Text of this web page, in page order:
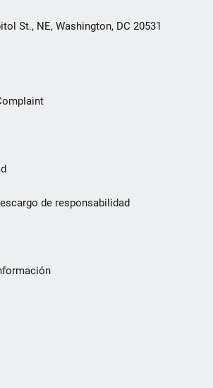
St., NE, Washington, DC 20531
de responsabilidad